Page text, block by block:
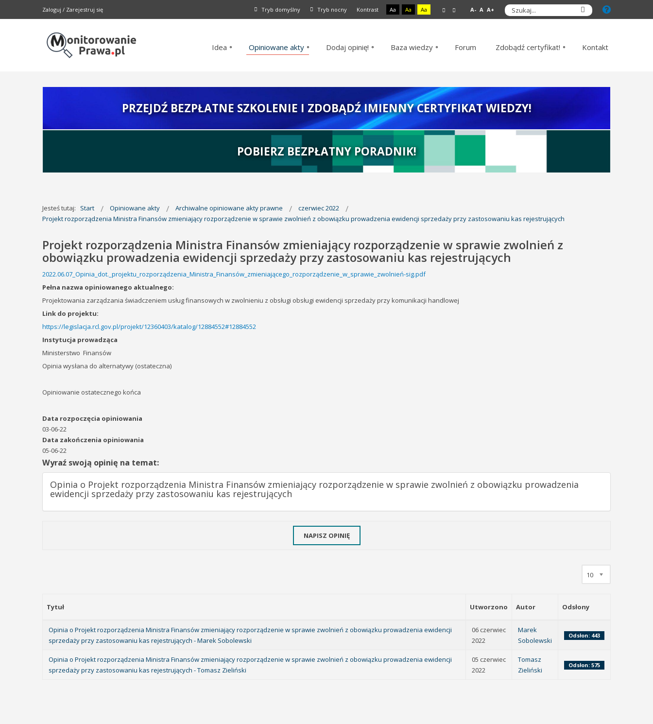
Zaloguj / Zarejestruj się Tryb domyślny Tryb nocny Kontrast Aa Aa Aa A- A A+
Idea Opiniowane akty Dodaj opinię! Baza wiedzy Forum Zdobądź certyfikat! Kontakt
PRZEJDŹ BEZPŁATNE SZKOLENIE I ZDOBĄDŹ IMIENNY CERTYFIKAT WIEDZY!
POBIERZ BEZPŁATNY PORADNIK!
Jesteś tutaj: Start Opiniowane akty Archiwalne opiniowane akty prawne
czerwiec 2022
Projekt rozporządzenia Ministra Finansów zmieniający rozporządzenie w sprawie zwolnień z obowiązku prowadzenia ewidencji sprzedaży przy zastosowaniu kas rejestrujących
Projekt rozporządzenia Ministra Finansów zmieniający rozporządzenie w sprawie zwolnień z
obowiązku prowadzenia ewidencji sprzedaży przy zastosowaniu kas rejestrujących
2022.06.07_Opinia_dot._projektu_rozporządzenia_Ministra_Finansów_zmieniającego_rozporządzenie_w_sprawie_zwolnień-sig.pdf
Pełna nazwa opiniowanego aktualnego:
Projektowania zarządzania świadczeniem usług finansowych w zwolnieniu z obsługi obsługi ewidencji sprzedaży przy komunikacji handlowej
Link do projektu:
https://legislacja.rcl.gov.pl/projekt/12360403/katalog/12884552#12884552
Instytucja prowadząca
Ministerstwo Finansów
Opinia wysłana do alternatywy (ostateczna)
Opiniowanie ostatecznego końca
Data rozpoczęcia opiniowania
03-06-22
Data zakończenia opiniowania
05-06-22
Wyraź swoją opinię na temat:
Opinia o Projekt rozporządzenia Ministra Finansów zmieniający rozporządzenie w sprawie zwolnień z obowiązku prowadzenia
ewidencji sprzedaży przy zastosowaniu kas rejestrujących
NAPISZ OPINIĘ
10
Tytuł Utworzono Autor Odsłony
Opinia o Projekt rozporządzenia Ministra Finansów zmieniający rozporządzenie w sprawie zwolnień z obowiązku prowadzenia ewidencji
sprzedaży przy zastosowaniu kas rejestrujących - Marek Sobolewski
06 czerwiec
2022
Marek
Sobolewski
Odsłon: 443
Opinia o Projekt rozporządzenia Ministra Finansów zmieniający rozporządzenie w sprawie zwolnień z obowiązku prowadzenia ewidencji
sprzedaży przy zastosowaniu kas rejestrujących - Tomasz Zieliński
05 czerwiec
2022
Tomasz
Zieliński
Odsłon: 575